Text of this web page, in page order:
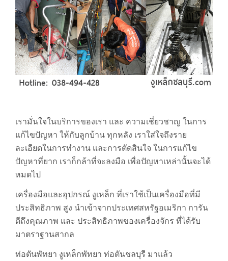
เรา
เรามั่นใจในบริการของเรา และ ความเชี่ยวชาญ ในการ
แก้ไขปัญหา ให้กับลูกบ้าน ทุกหลัง เราใส่ใจถึงราย
ละเอียดในการทำงาน และการตัดสินใจ ในการแก้ไข
ปัญหาที่ยาก เราก็กล้าที่จะลงมือ เพื่อปัญหาเหล่านั้นจะได้
หมดไป
เครื่องมือและอุปกรณ์ งูเหล็ก ที่เราใช้เป็นเครื่องมือที่มี
ประสิทธิภาพ สูง นำเข้าจากประเทศสหรัฐอเมริกา การัน
ตีถึงคุณภาพ และ ประสิทธิภาพของเครื่องจักร ที่ได้รับ
มาตราฐานสากล
ท่อตันพัทยา งูเหล็กพัทยา ท่อตันชลบุรี มาแล้ว